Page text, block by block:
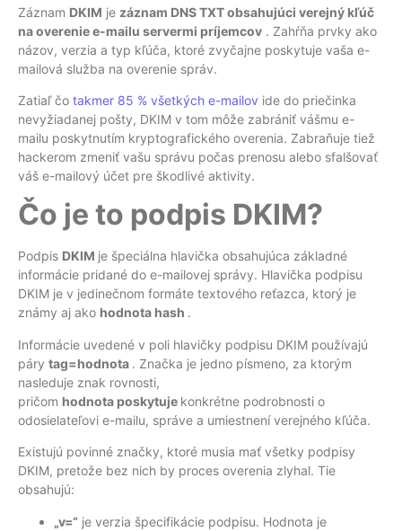
Záznam DKIM je záznam DNS TXT obsahujúci verejný kľúč
na overenie e-mailu servermi príjemcov . Zahŕňa prvky ako
názov, verzia a typ kľúča, ktoré zvyčajne poskytuje vaša e-
mailová služba na overenie správ.
Zatiaľ čo takmer 85 % všetkých e-mailov ide do priečinka
nevyžiadanej pošty, DKIM v tom môže zabrániť vášmu e-
mailu poskytnutím kryptografického overenia. Zabraňuje tiež
hackerom zmeniť vašu správu počas prenosu alebo sfalšovať
váš e-mailový účet pre škodlivé aktivity.
Čo je to podpis DKIM?
Podpis DKIM je špeciálna hlavička obsahujúca základné
informácie pridané do e-mailovej správy. Hlavička podpisu
DKIM je v jedinečnom formáte textového reťazca, ktorý je
známy aj ako hodnota hash .
Informácie uvedené v poli hlavičky podpisu DKIM používajú
páry tag=hodnota . Značka je jedno písmeno, za ktorým
nasleduje znak rovnosti,
pričom hodnota poskytuje konkrétne podrobnosti o
odosielateľovi e-mailu, správe a umiestnení verejného kľúča.
Existujú povinné značky, ktoré musia mať všetky podpisy
DKIM, pretože bez nich by proces overenia zlyhal. Tie
obsahujú:
„v=“ je verzia špecifikácie podpisu. Hodnota je